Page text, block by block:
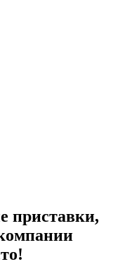
приставки,